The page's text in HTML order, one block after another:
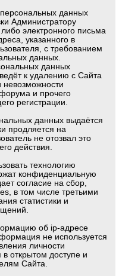
данных
Администратору
электронного письма
указанного в
с требованием
данных.
данных
к удалению с Сайта
невозможности
и прочего
регистрации.
данных выдаётся
продляется на
не отозвал это
действия.
технологию
конфиденциальную
согласие на сбор,
в том числе третьими
статистики и
об ip-адресе
не используется
личности
в открытом доступе и
Сайта.